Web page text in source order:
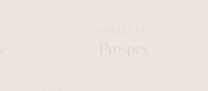
Prospex